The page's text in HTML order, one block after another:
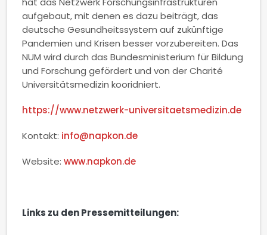
aufgebaut, mit denen es dazu beiträgt, das
deutsche Gesundheitssystem auf zukünftige
Pandemien und Krisen besser vorzubereiten. Das
NUM wird durch das Bundesministerium für Bildung
und Forschung gefördert und von der Charité
Universitätsmedizin kooridniert.
https://www.netzwerk-universitaetsmedizin.de
Kontakt: info@napkon.de
Website: www.napkon.de
Links zu den Pressemitteilungen: